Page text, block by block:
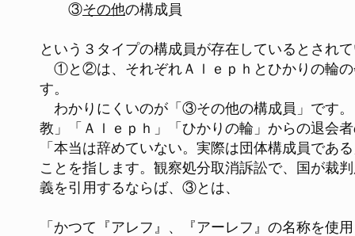
③その他の構成員
という３タイプの構成員が存在しているとされ
①と②は、それぞれＡｌｅｐｈとひかりの輪の
す。
わかりにくいのが「③その他の構成員」です
教」「Ａｌｅｐｈ」「ひかりの輪」からの退会
「本当は辞めていない。実際は団体構成員であ
ことを指します。観察処分取消訴訟で、国が裁
義を引用するならば、③とは、
「かつて『アレフ』、『アーレフ』の名称を使